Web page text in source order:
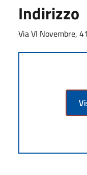
Indirizzo
Via VI Novembre,